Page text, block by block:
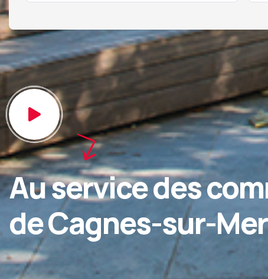
Au service des
de Cagnes-sur-Mer